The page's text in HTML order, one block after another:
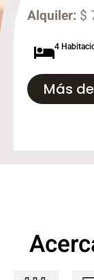
Alquiler: $
4
Más